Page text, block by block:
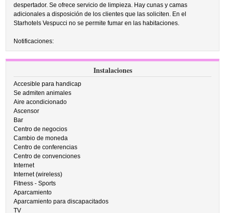
despertador. Se ofrece servicio de limpieza. Hay cunas y camas
adicionales a disposición de los clientes que las soliciten. En el
Starhotels Vespucci no se permite fumar en las habitaciones.
Notificaciones:
Instalaciones
Accesible para handicap
Se admiten animales
Aire acondicionado
Ascensor
Bar
Centro de negocios
Cambio de moneda
Centro de conferencias
Centro de convenciones
Internet
Internet (wireless)
Fitness - Sports
Aparcamiento
Aparcamiento para discapacitados
TV